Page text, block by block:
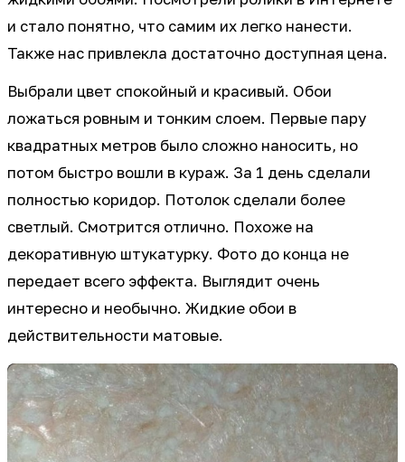
и стало понятно, что самим их легко нанести.
Также нас привлекла достаточно доступная цена.
Выбрали цвет спокойный и красивый. Обои
ложаться ровным и тонким слоем. Первые пару
квадратных метров было сложно наносить, но
потом быстро вошли в кураж. За 1 день сделали
полностью коридор. Потолок сделали более
светлый. Смотрится отлично. Похоже на
декоративную штукатурку. Фото до конца не
передает всего эффекта. Выглядит очень
интересно и необычно. Жидкие обои в
действительности матовые.